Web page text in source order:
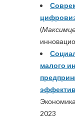
(
малого
2023